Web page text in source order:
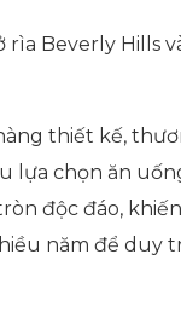
Beverly Hills
thiết kế,
lựa chọn ăn
độc đáo,
năm để duy